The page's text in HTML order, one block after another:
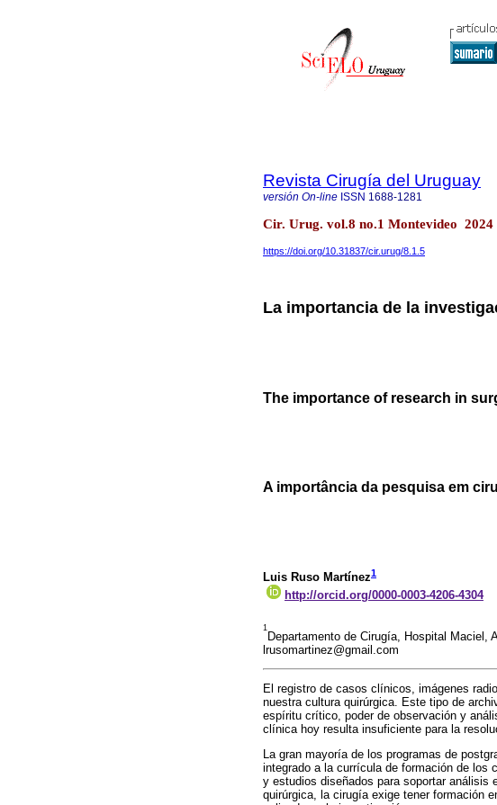
Revista Cirugía del Uruguay
versión On-line ISSN 1688-1281
Cir. Urug. vol.8 no.1 Montevideo
https://doi.org/10.31837/cir.urug/8.1.5
La importancia de la
The importance of research in
A importância da pesquisa em
Luis Ruso Martínez1
http://orcid.org/0000-0003-4206-4304
1
Departamento de Cirugía, Hospital Maciel,
lrusomartinez@gmail.com
El registro de casos clínicos, imágenes
nuestra cultura quirúrgica. Este tipo de
espíritu crítico, poder de observación y
clínica hoy resulta insuficiente para la
La gran mayoría de los programas de
integrado a la currícula de formación de los
y estudios diseñados para soportar
quirúrgica, la cirugía exige tener formación